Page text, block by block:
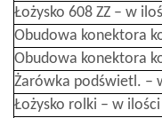
Łożysko 608 ZZ – w
Obudowa konektora
Obudowa konektora
Żarówka podświetl. –
Łożysko rolki – w